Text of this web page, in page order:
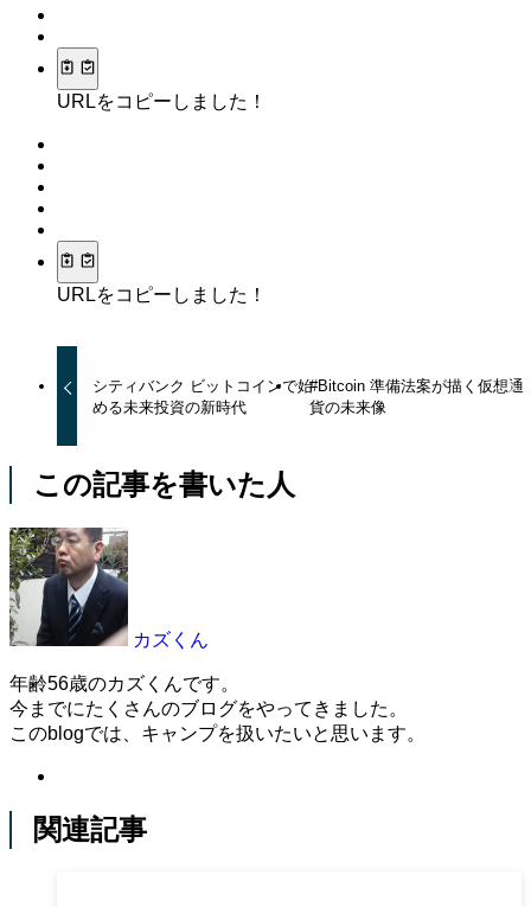
URLをコピーしました！
URLをコピーしました！
シティバンク ビットコインで始
める未来投資の新時代
#Bitcoin 準備法案が描く仮想通
貨の未来像
この記事を書いた人
カズくん
年齢56歳のカズくんです。
今までにたくさんのブログをやってきました。
このblogでは、キャンプを扱いたいと思います。
関連記事